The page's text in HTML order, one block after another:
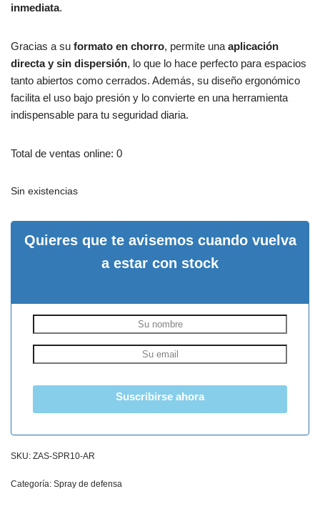
inmediata.
Gracias a su formato en chorro, permite una aplicación
directa y sin dispersión, lo que lo hace perfecto para espacios
tanto abiertos como cerrados. Además, su diseño ergonómico
facilita el uso bajo presión y lo convierte en una herramienta
indispensable para tu seguridad diaria.
Total de ventas online: 0
Sin existencias
Quieres que te avisemos cuando vuelva
a estar con stock
Suscribirse ahora
SKU: ZAS-SPR10-AR
Categoría: Spray de defensa